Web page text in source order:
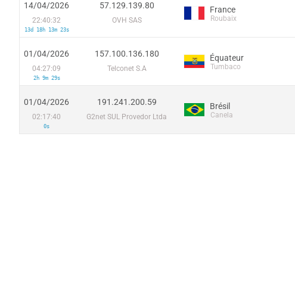
14/04/2026
22:40:32
13d 18h 13m 23s
57.129.139.80
OVH SAS
France
Roubaix
01/04/2026
04:27:09
2h 9m 29s
157.100.136.180
Telconet S.A
Équateur
Tumbaco
01/04/2026
02:17:40
0s
191.241.200.59
G2net SUL Provedor Ltda
Brésil
Canela